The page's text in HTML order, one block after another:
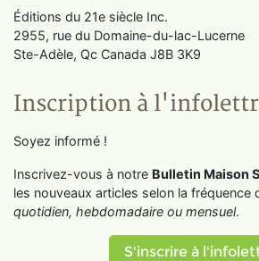
Éditions du 21e siècle Inc.
2955, rue du Domaine-du-lac-Lucerne
Ste-Adèle, Qc Canada J8B 3K9
Inscription à
Soyez informé !
Inscrivez-vous à notre Bulletin Maison
les nouveaux articles selon la fréquence
quotidien, hebdomadaire ou mensuel.
S'inscrire à